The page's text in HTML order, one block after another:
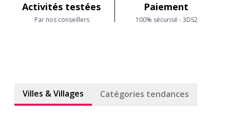
Activités testées
Par nos conseillers
Paiement
100% sécurisé - 3DS2
Villes & Villages Catégories tendances